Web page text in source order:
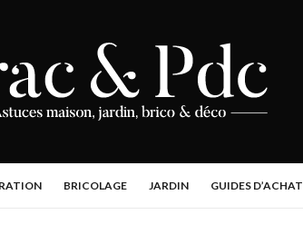
BRICOLAGE JARDIN GUIDES D’ACHAT